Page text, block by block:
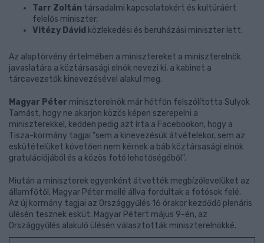
Tarr Zoltán társadalmi kapcsolatokért és kultúráért
felelős miniszter,
Vitézy Dávid közlekedési és beruházási miniszter lett.
Az alaptörvény értelmében a minisztereket a miniszterelnök
javaslatára a köztársasági elnök nevezi ki, a kabinet a
tárcavezetők kinevezésével alakul meg.
Magyar Péter miniszterelnök már hétfőn felszólította Sulyok
Tamást, hogy ne akarjon közös képen szerepelni a
miniszterekkel, kedden pedig azt írta a Facebookon, hogy a
Tisza-kormány tagjai "sem a kinevezésük átvételekor, sem az
eskütételüket követően nem kérnek a báb köztársasági elnök
gratulációjából és a közös fotó lehetőségéből".
Miután a miniszterek egyenként átvették megbízólevelüket az
államfőtől, Magyar Péter mellé állva fordultak a fotósok felé.
Az új kormány tagjai az Országgyűlés 16 órakor kezdődő plenáris
ülésén tesznek esküt. Magyar Pétert május 9-én, az
Országgyűlés alakuló ülésén választották miniszterelnökké.